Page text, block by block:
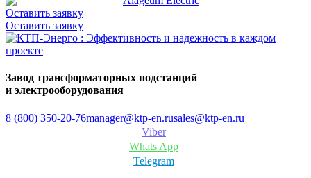
Оставить заявку
Оставить заявку
Завод трансформаторных подстанций
и электрооборудования
8 (800) 350-20-76manager@ktp-en.rusales@ktp-en.ru
Viber
Whats App
Telegram